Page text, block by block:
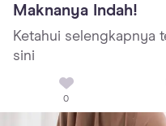
Maknanya Indah!
Ketahui selengkapnya
sini
0